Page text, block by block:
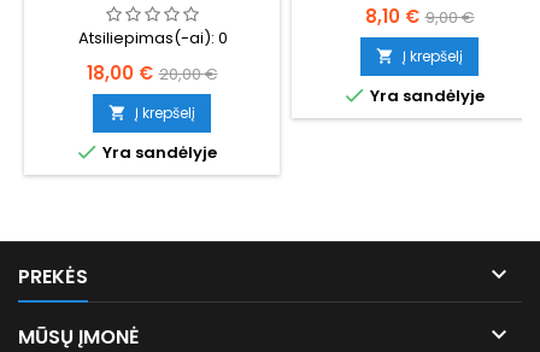
Atsiliepimas(-ai): 0
Kaina
18,00 € Bazinė
kaina
20,00 €
 Į krepšelį
 Yra sandėlyje
Kaina
8,10 € Bazinė
kaina
9,00 €
 Į krepšelį
 Yra sandėlyje
PREKĖS 
MŪSŲ ĮMONĖ 